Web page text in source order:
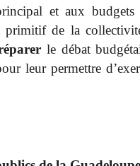
et aux
primitif de la
le débat
leur permettre